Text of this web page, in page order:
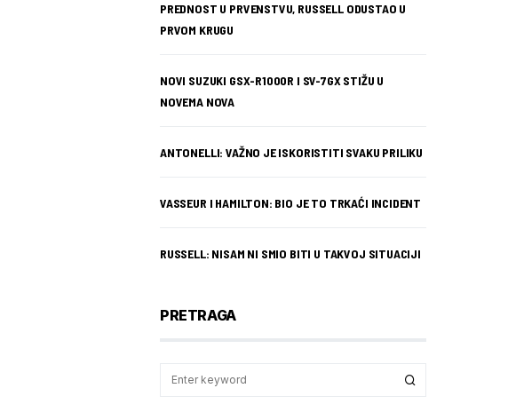
PREDNOST U PRVENSTVU, RUSSELL ODUSTAO U
PRVOM KRUGU
NOVI SUZUKI GSX-R1000R I SV-7GX STIŽU U
NOVEMA NOVA
ANTONELLI: VAŽNO JE ISKORISTITI SVAKU PRILIKU
VASSEUR I HAMILTON: BIO JE TO TRKAĆI INCIDENT
RUSSELL: NISAM NI SMIO BITI U TAKVOJ SITUACIJI
PRETRAGA